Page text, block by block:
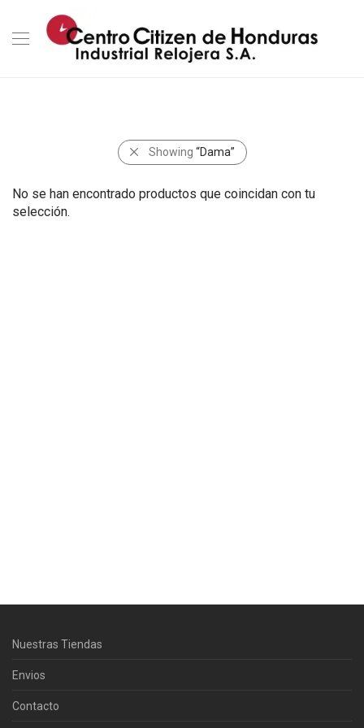
Showing “Dama”
No se han encontrado productos que coincidan con tu
selección.
Horario de atención 9:00 am - 5:00
Nuestras Tiendas
Envios
Contacto